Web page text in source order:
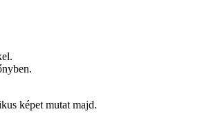
képet mutat majd.